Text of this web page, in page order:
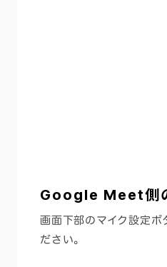
Google Meet側
画面下部のマイク設定ボ
ださい。